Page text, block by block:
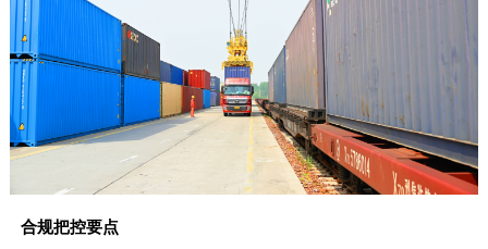
合规把控要点